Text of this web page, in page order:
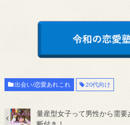
出会い/恋愛あれこれ 20代向け
量産型女子って男性から需